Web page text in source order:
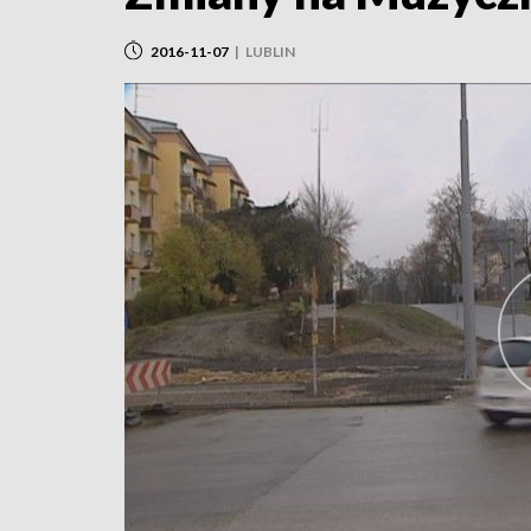
2016-11-07 | LUBLIN